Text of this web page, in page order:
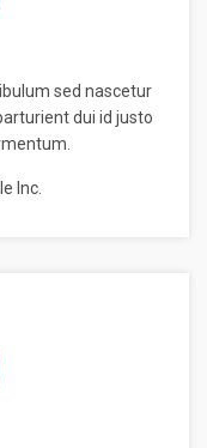
sed nascetur
dui id justo
Inc.